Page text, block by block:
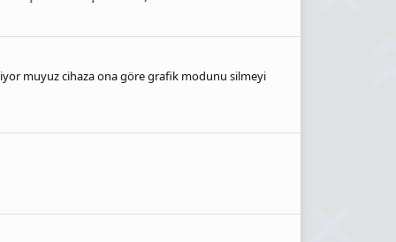
muyuz cihaza ona göre grafik modunu silmeyi